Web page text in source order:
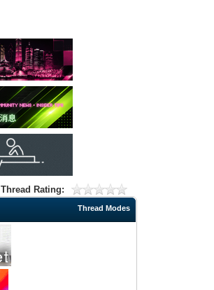
Thread Rating:
Thread Modes